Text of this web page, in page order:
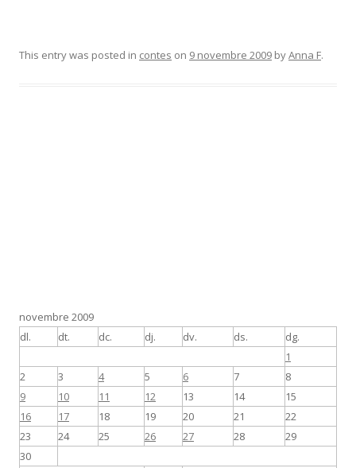
This entry was posted in contes on 9 novembre 2009 byAnna F.
novembre 2009
dl.
dt. dc. dj. dv. ds. dg.
1
2
3 4 5 6 7
8
9
10 11 12 13 14
15
16
17 18 19 20 21
22
23
24 25 26 27 28
29
30